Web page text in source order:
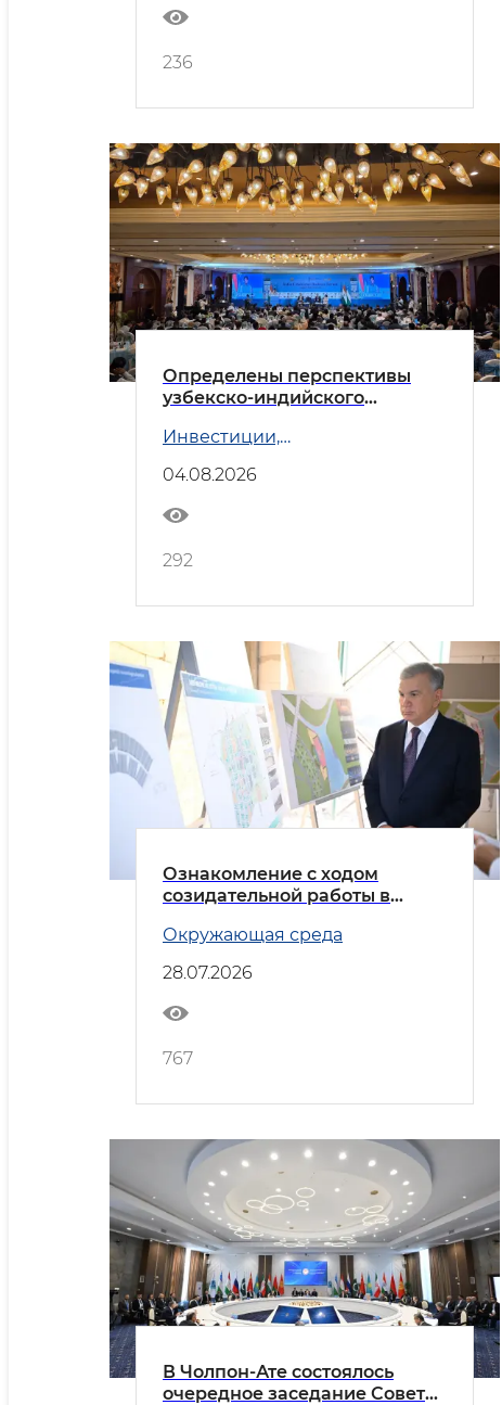
236
Определены перспективы
узбекско-индийского
Инвестиции,
04.08.2026
292
Ознакомление с ходом
созидательной работы в
Окружающая среда
28.07.2026
767
В Чолпон-Ате состоялось
очередное заседание Совета